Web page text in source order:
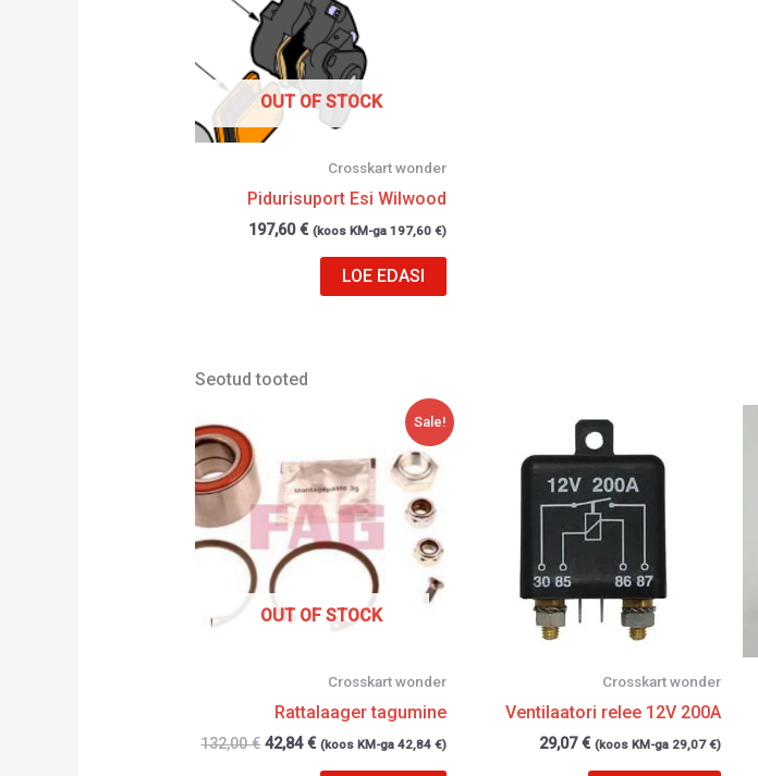
OUT OF STOCK
Crosskart wonder
Pidurisuport Esi Wilwood
197,60€ (koos KM-ga197,60€)
LOE EDASI
Seotud tooted
Sale!
OUT OF STOCK
Crosskart wonder
Rattalaager tagumine
132,00€
132,00 €.
42,84€
42,84 €.
(koos KM-ga42,84€)
Crosskart wonder
Ventilaatori relee 12V 200A
29,07€ (koos KM-ga 29,07€)